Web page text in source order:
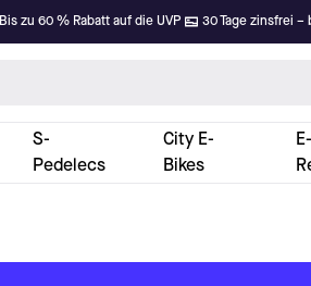
Bis zu 60 % Rabatt auf die UVP 30 Tage zinsfrei –
S-
Pedelecs
City E-
Bikes
E-